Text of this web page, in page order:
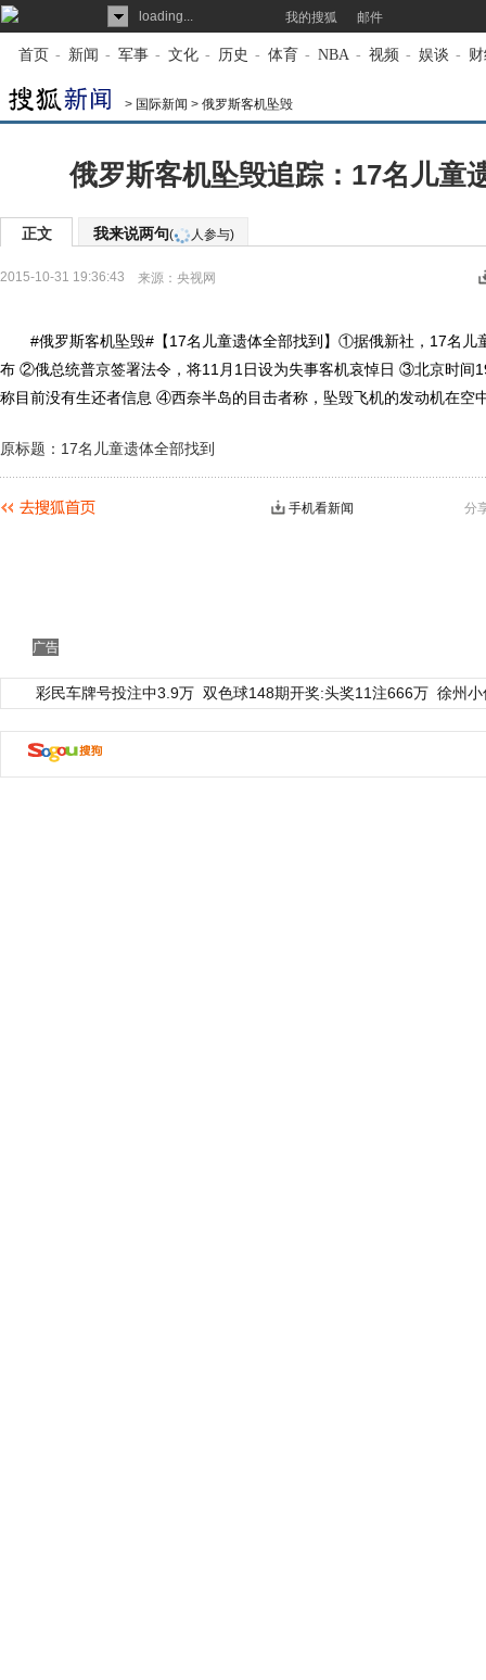
loading... 我的搜狐 邮件
首页 - 新闻 - 军事 - 文化 - 历史 - 体育 - NBA - 视频 - 娱谈 -
> 国际新闻 > 俄罗斯客机坠毁
俄罗斯客机坠毁追踪：17名儿童
正文 我来说两句( 人参与)
2015-10-31 19:36:43 来源： 央视网
#俄罗斯客机坠毁#【17名儿童遗体全部找到】①据俄新社，17名儿
布 ②俄总统普京签署法令，将11月1日设为失事客机哀悼日 ③北京时间
称目前没有生还者信息 ④西奈半岛的目击者称，坠毁飞机的发动机在空
原标题：17名儿童遗体全部找到
分
手机看新闻
广告
彩民车牌号投注中3.9万 双色球148期开奖:头奖11注666万 徐州